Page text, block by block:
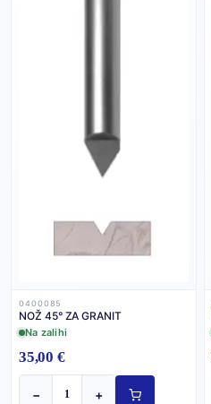
0400085
NOŽ 45° ZA GRANIT
Na zalihi
35,00 €
− +